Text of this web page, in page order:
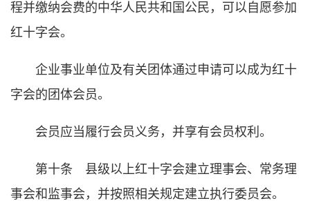
程并缴纳会费的中华人民共和国公民，可以自愿参加
红十字会。
企业事业单位及有关团体通过申请可以成为红十
字会的团体会员。
会员应当履行会员义务，并享有会员权利。
第十条 县级以上红十字会建立理事会、常务理
事会和监事会，并按照相关规定建立执行委员会。